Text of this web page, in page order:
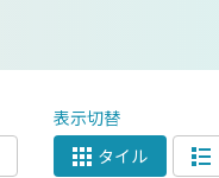
表示切替
タイル